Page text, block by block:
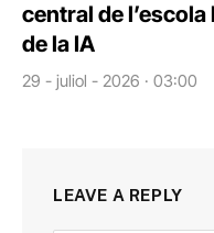
central de
de la IA
29 - juliol - 2026 · 03:00
LEAVE A REPLY